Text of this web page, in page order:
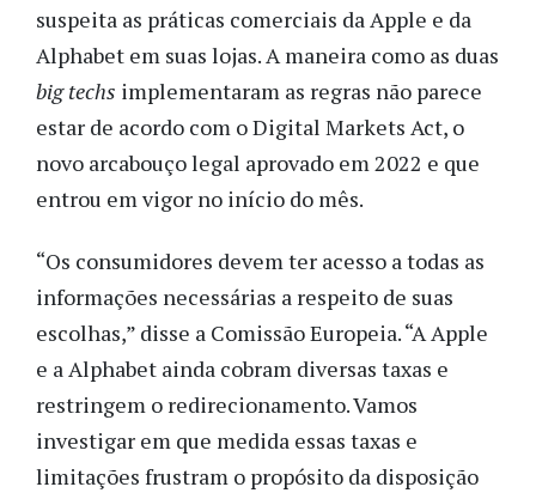
suspeita as práticas comerciais da Apple e da
Alphabet em suas lojas. A maneira como as duas
big techs implementaram as regras não parece
estar de acordo com o Digital Markets Act, o
novo arcabouço legal aprovado em 2022 e que
entrou em vigor no início do mês.
“Os consumidores devem ter acesso a todas as
informações necessárias a respeito de suas
escolhas,” disse a Comissão Europeia.“A Apple
e a Alphabet ainda cobram diversas taxas e
restringem o redirecionamento. Vamos
investigar em que medida essas taxas e
limitações frustram o propósito da disposição